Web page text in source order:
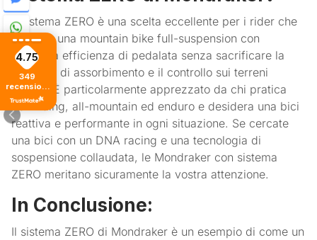
Il sistema ZERO è una scelta eccellente per i rider che
cercano una mountain bike full-suspension con
un’ottima efficienza di pedalata senza sacrificare la
capacità di assorbimento e il controllo sui terreni
tecnici. È particolarmente apprezzato da chi pratica
trail riding, all-mountain ed enduro e desidera una bici
reattiva e performante in ogni situazione. Se cercate
una bici con un DNA racing e una tecnologia di
sospensione collaudata, le Mondraker con sistema
ZERO meritano sicuramente la vostra attenzione.
In Conclusione:
Il sistema ZERO di Mondraker è un esempio di come un
4.75
349
recensioni
di tutti i
tempi